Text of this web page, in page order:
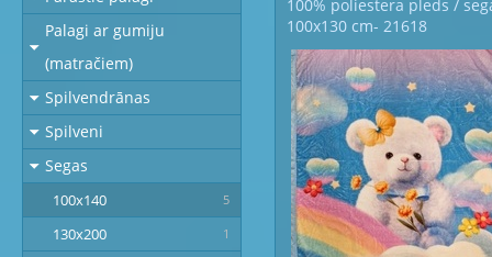
Palagi ar gumiju
(matračiem)
Spilvendrānas
Spilveni
Segas
100x140 5
130x200 1
100% poliestera pleds /
100x130 cm- 21618